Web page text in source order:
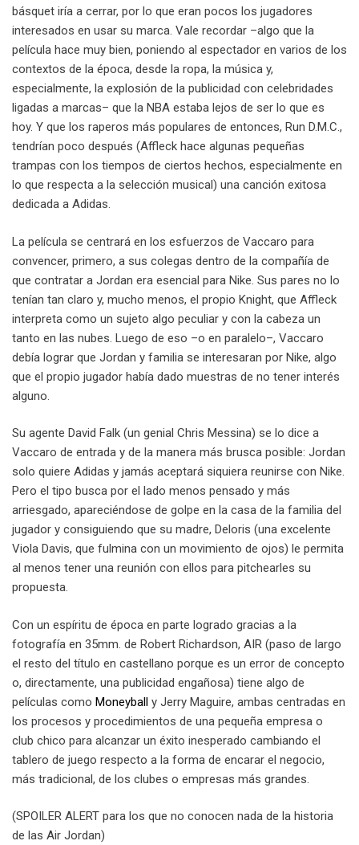
básquet iría a cerrar, por lo que eran pocos los jugadores
interesados en usar su marca. Vale recordar –algo que la
película hace muy bien, poniendo al espectador en varios de los
contextos de la época, desde la ropa, la música y,
especialmente, la explosión de la publicidad con celebridades
ligadas a marcas– que la NBA estaba lejos de ser lo que es
hoy. Y que los raperos más populares de entonces, Run D.M.C.,
tendrían poco después (Affleck hace algunas pequeñas
trampas con los tiempos de ciertos hechos, especialmente en
lo que respecta a la selección musical) una canción exitosa
dedicada a Adidas.
La película se centrará en los esfuerzos de Vaccaro para
convencer, primero, a sus colegas dentro de la compañía de
que contratar a Jordan era esencial para Nike. Sus pares no lo
tenían tan claro y, mucho menos, el propio Knight, que Affleck
interpreta como un sujeto algo peculiar y con la cabeza un
tanto en las nubes. Luego de eso –o en paralelo–, Vaccaro
debía lograr que Jordan y familia se interesaran por Nike, algo
que el propio jugador había dado muestras de no tener interés
alguno.
Su agente David Falk (un genial Chris Messina) se lo dice a
Vaccaro de entrada y de la manera más brusca posible: Jordan
solo quiere Adidas y jamás aceptará siquiera reunirse con Nike.
Pero el tipo busca por el lado menos pensado y más
arriesgado, apareciéndose de golpe en la casa de la familia del
jugador y consiguiendo que su madre, Deloris (una excelente
Viola Davis, que fulmina con un movimiento de ojos) le permita
al menos tener una reunión con ellos para pitchearles su
propuesta.
Con un espíritu de época en parte logrado gracias a la
fotografía en 35mm. de Robert Richardson, AIR (paso de largo
el resto del título en castellano porque es un error de concepto
o, directamente, una publicidad engañosa) tiene algo de
películas como Moneyball y Jerry Maguire, ambas centradas en
los procesos y procedimientos de una pequeña empresa o
club chico para alcanzar un éxito inesperado cambiando el
tablero de juego respecto a la forma de encarar el negocio,
más tradicional, de los clubes o empresas más grandes.
(SPOILER ALERT para los que no conocen nada de la historia
de las Air Jordan)